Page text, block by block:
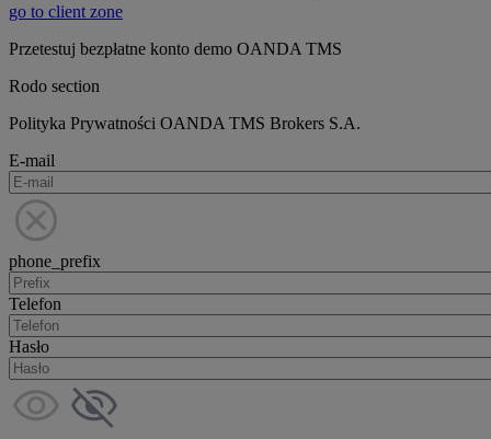
go to client zone
Przetestuj bezpłatne konto demo OANDA TMS
Rodo section
Polityka Prywatności OANDA TMS Brokers S.A.
E-mail
phone_prefix
Telefon
Hasło